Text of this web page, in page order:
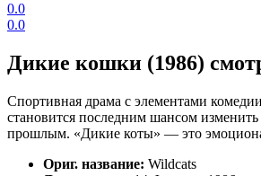
0.0
0.0
Дикие кошки (1986)
Спортивная драма с элементами
становится последним шансом
прошлым. «Дикие коты» — это
Ориг. название: Wildcats